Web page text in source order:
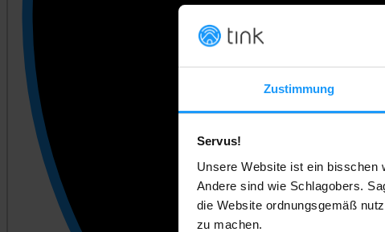
Zustimmung
Servus!
Unsere Website ist ein bisschen
Andere sind wie Schlagobers.
die Website ordnungsgemäß
zu machen.